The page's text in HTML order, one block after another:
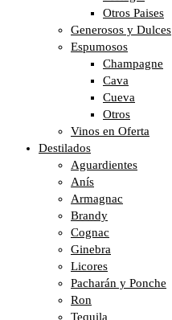
Otros Paises
Generosos y Dulces
Espumosos
Champagne
Cava
Cueva
Otros
Vinos en Oferta
Destilados
Aguardientes
Anís
Armagnac
Brandy
Cognac
Ginebra
Licores
Pacharán y Ponche
Ron
Tequila